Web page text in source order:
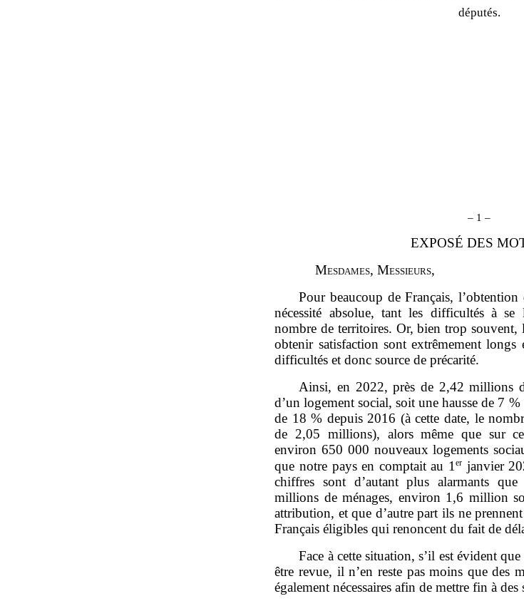
députés.
– 1 –
EXPOSÉ DES
Mesdames, Messieurs,
Pour beaucoup de Français,
nécessité absolue, tant les difficultés à se
nombre de territoires. Or, bien trop souvent,
obtenir satisfaction sont extrêmement longs
difficultés et donc source de précarité.
Ainsi, en 2022, près de 2,42 millions
d’un logement social, soit une hausse de 7
de 18 % depuis 2016 (à cette date, le
de 2,05 millions), alors même que sur
environ 650 000 nouveaux logements
que notre pays en comptait au 1 er janvier
chiffres sont d’autant plus alarmants
millions de ménages, environ 1,6 million
attribution, et que d’autre part ils ne
Français éligibles qui renoncent du fait de
Face à cette situation, s’il est évident
être revue, il n’en reste pas moins que des
également nécessaires afin de mettre fin à